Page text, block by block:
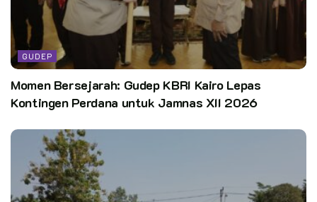
GUDEP
Momen Bersejarah: Gudep KBRI Kairo Lepas
Kontingen Perdana untuk Jamnas XII 2026